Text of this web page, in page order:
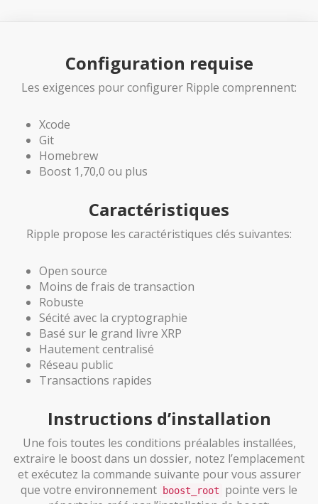
Configuration requise
Les exigences pour configurer Ripple comprennent:
Xcode
Git
Homebrew
Boost 1,70,0 ou plus
Caractéristiques
Ripple propose les caractéristiques clés suivantes:
Open source
Moins de frais de transaction
Robuste
Sécité avec la cryptographie
Basé sur le grand livre XRP
Hautement centralisé
Réseau public
Transactions rapides
Instructions d’installation
Une fois toutes les conditions préalables installées,
extraire le boost dans un dossier, notez l’emplacement
et exécutez la commande suivante pour vous assurer
que votre environnement
boost_root
pointe vers le